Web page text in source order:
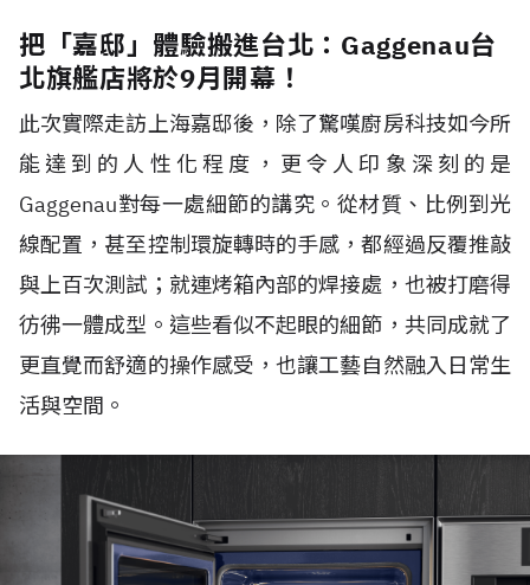
把「嘉邸」體驗搬進台北：Gaggenau台
北旗艦店將於9月開幕！
此次實際走訪上海嘉邸後，除了驚嘆廚房科技如今所
能達到的人性化程度，更令人印象深刻的是
Gaggenau對每一處細節的講究。從材質、比例到光
線配置，甚至控制環旋轉時的手感，都經過反覆推敲
與上百次測試；就連烤箱內部的焊接處，也被打磨得
彷彿一體成型。這些看似不起眼的細節，共同成就了
更直覺而舒適的操作感受，也讓工藝自然融入日常生
活與空間。